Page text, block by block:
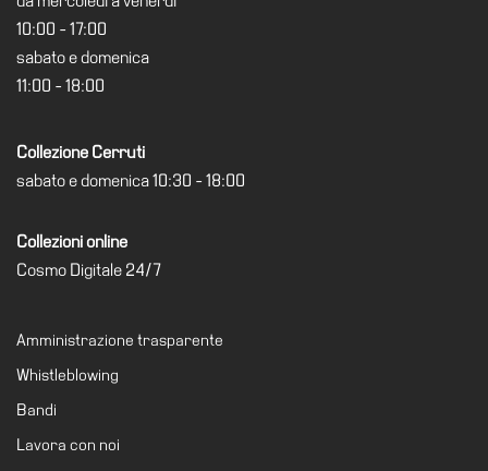
10:00 - 17:00
sabato e domenica
11:00 - 18:00
Collezione Cerruti
sabato e domenica 10:30 - 18:00
Collezioni online
Cosmo Digitale 24/7
Amministrazione trasparente
Whistleblowing
Bandi
Lavora con noi